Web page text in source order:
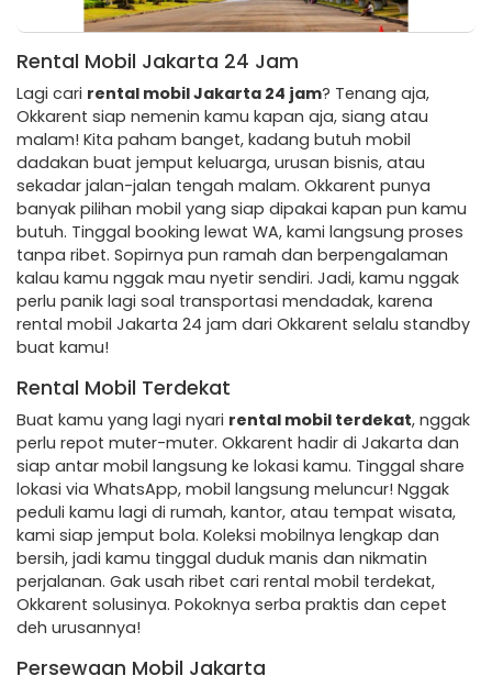
Rental Mobil Jakarta 24 Jam
Lagi cari rental mobil Jakarta 24 jam? Tenang aja,
Okkarent siap nemenin kamu kapan aja, siang atau
malam! Kita paham banget, kadang butuh mobil
dadakan buat jemput keluarga, urusan bisnis, atau
sekadar jalan-jalan tengah malam. Okkarent punya
banyak pilihan mobil yang siap dipakai kapan pun kamu
butuh. Tinggal booking lewat WA, kami langsung proses
tanpa ribet. Sopirnya pun ramah dan berpengalaman
kalau kamu nggak mau nyetir sendiri. Jadi, kamu nggak
perlu panik lagi soal transportasi mendadak, karena
rental mobil Jakarta 24 jam dari Okkarent selalu standby
buat kamu!
Rental Mobil Terdekat
Buat kamu yang lagi nyari rental mobil terdekat, nggak
perlu repot muter-muter. Okkarent hadir di Jakarta dan
siap antar mobil langsung ke lokasi kamu. Tinggal share
lokasi via WhatsApp, mobil langsung meluncur! Nggak
peduli kamu lagi di rumah, kantor, atau tempat wisata,
kami siap jemput bola. Koleksi mobilnya lengkap dan
bersih, jadi kamu tinggal duduk manis dan nikmatin
perjalanan. Gak usah ribet cari rental mobil terdekat,
Okkarent solusinya. Pokoknya serba praktis dan cepet
deh urusannya!
Persewaan Mobil Jakarta